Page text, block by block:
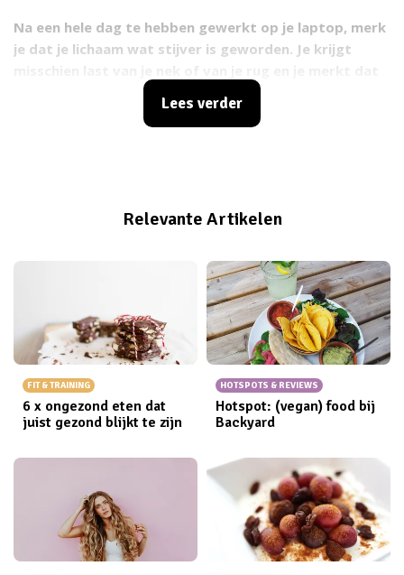
Na een hele dag te hebben gewerkt op je laptop, merk
je dat je lichaam wat stijver is geworden. Je krijgt
je steeds vaker ingezakt gaat zitten. Zo zonde, want
een goede houding is ontzettend belangrijk. Gelukkig
Lees verder
Relevante Artikelen
FIT & TRAINING
6 x ongezond eten dat
juist gezond blijkt te zijn
HOTSPOTS & REVIEWS
Hotspot: (vegan) food bij
Backyard